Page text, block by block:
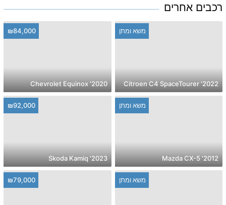
רכבים אחרים
משא ומתן
2022' Citroen C4 SpaceTourer
₪84,000
2020' Chevrolet Equinox
משא ומתן
2012' Mazda CX-5
₪92,000
2023' Skoda Kamiq
משא ומתן ₪79,000